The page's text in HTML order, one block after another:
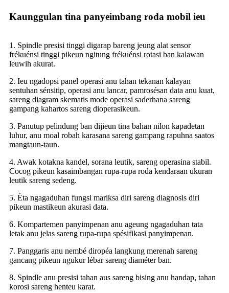
Kaunggulan tina panyeimbang roda mobil ieu
1. Spindle presisi tinggi digarap bareng jeung alat sensor
frékuénsi tinggi pikeun ngitung frékuénsi rotasi ban kalawan
leuwih akurat.
2. Ieu ngadopsi panel operasi anu tahan tekanan kalayan
sentuhan sénsitip, operasi anu lancar, pamrosésan data anu kuat,
sareng diagram skematis mode operasi saderhana sareng
gampang kahartos sareng dioperasikeun.
3. Panutup pelindung ban dijieun tina bahan nilon kapadetan
luhur, anu moal robah karasana sareng gampang rapuhna saatos
mangtaun-taun.
4. Awak kotakna kandel, sorana leutik, sareng operasina stabil.
Cocog pikeun kasaimbangan rupa-rupa roda kendaraan ukuran
leutik sareng sedeng.
5. Éta ngagaduhan fungsi mariksa diri sareng diagnosis diri
pikeun mastikeun akurasi data.
6. Kompartemen panyimpenan anu ageung ngagaduhan tata
letak anu jelas sareng rupa-rupa spésifikasi panyimpenan.
7. Panggaris anu nembé diropéa langkung merenah sareng
gancang pikeun ngukur lébar sareng diaméter ban.
8. Spindle anu presisi tahan aus sareng bising anu handap, tahan
korosi sareng henteu karat.